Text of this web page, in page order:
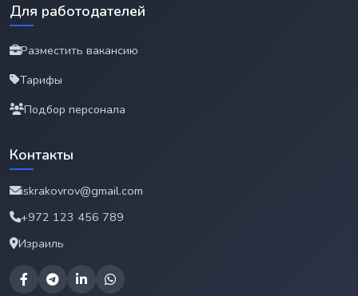
Для работодателей
Разместить вакансию
Тарифы
Подбор персонала
Контакты
iskrakovrov@gmail.com
+972 123 456 789
Израиль